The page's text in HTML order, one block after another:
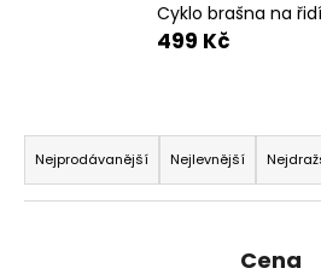
Cyklo brašna na
499 Kč
Ř
a
z
Nejprodávanější Nejlevnější
Cena
t
?